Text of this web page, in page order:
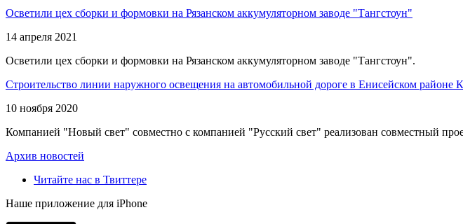
Осветили цех сборки и формовки на Рязанском аккумуляторном заводе "Тангстоун"
14 апреля 2021
Осветили цех сборки и формовки на Рязанском аккумуляторном заводе "Тангстоун".
Строительство линии наружного освещения на автомобильной дороге в Енисейском районе
10 ноября 2020
Компанией "Новый свет" совместно с компанией "Русский свет" реализован совместный
Архив новостей
Читайте нас в Твиттере
Наше приложение для iPhone